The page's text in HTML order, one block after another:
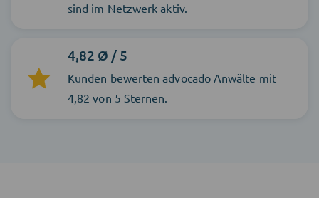
sind im Netzwerk aktiv.
4,82 Ø / 5
Kunden bewerten advocado Anwälte mit
4,82 von 5 Sternen.